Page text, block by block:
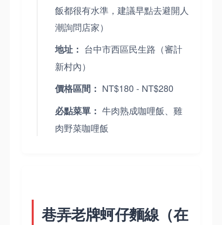
飯都很有水準，建議早點去避開人
潮詢問店家）
地址： 台中市西區民生路（審計
新村內）
價格區間： NT$180 - NT$280
必點菜單： 牛肉熟成咖哩飯、雞
肉野菜咖哩飯
巷弄老牌蚵仔麵線（在